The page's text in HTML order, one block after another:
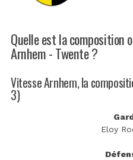
Quelle est la composition
Arnhem - Twente ?
Vitesse Arnhem, la
3)
Eloy